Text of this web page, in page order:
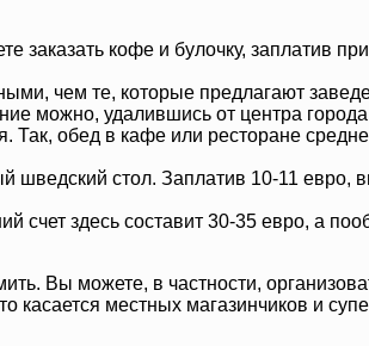
кофе и булочку, заплатив
чем те, которые предлагают
можно, удалившись от центра
Так, обед в кафе или ресторане
стол. Заплатив 10-11 евро,
здесь составит 30-35 евро, а
Вы можете, в частности,
касается местных магазинчиков и